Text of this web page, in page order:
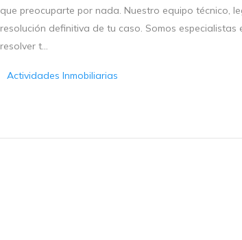
que preocuparte por nada. Nuestro equipo técnico,
resolución definitiva de tu caso. Somos
resolver t...
Actividades Inmobiliarias